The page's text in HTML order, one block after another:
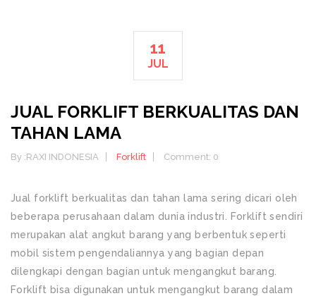
11
JUL
JUAL FORKLIFT BERKUALITAS DAN
TAHAN LAMA
By :RAXI INDONESIA Forklift Comment: 0
Jual forklift berkualitas dan tahan lama sering dicari oleh
beberapa perusahaan dalam dunia industri. Forklift sendiri
merupakan alat angkut barang yang berbentuk seperti
mobil sistem pengendaliannya yang bagian depan
dilengkapi dengan bagian untuk mengangkut barang.
Forklift bisa digunakan untuk mengangkut barang dalam